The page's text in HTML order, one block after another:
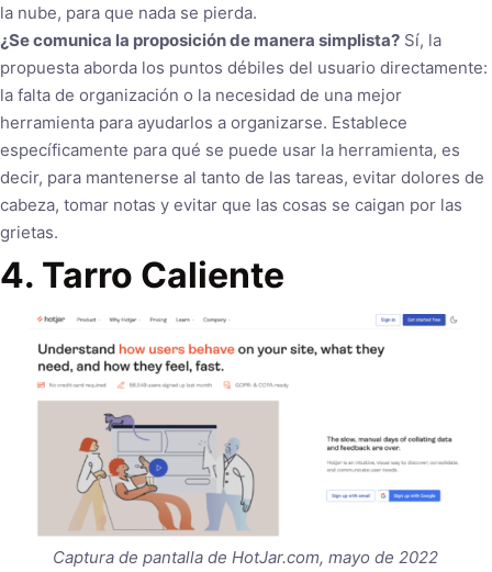
la nube, para que nada se pierda.
¿Se comunica la proposición de manera simplista? Sí, la
propuesta aborda los puntos débiles del usuario directamente:
la falta de organización o la necesidad de una mejor
herramienta para ayudarlos a organizarse. Establece
específicamente para qué se puede usar la herramienta, es
decir, para mantenerse al tanto de las tareas, evitar dolores de
cabeza, tomar notas y evitar que las cosas se caigan por las
grietas.
4. Tarro Caliente
Captura de pantalla de HotJar.com, mayo de 2022